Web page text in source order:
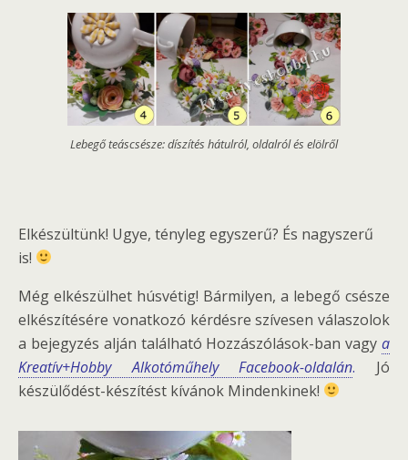
Lebegő teáscsésze: díszítés hátulról, oldalról és elölről
Elkészültünk! Ugye, tényleg egyszerű? És nagyszerű
is!
Még elkészülhet húsvétig! Bármilyen, a lebegő csésze
elkészítésére vonatkozó kérdésre szívesen válaszolok
a bejegyzés alján található Hozzászólások-ban vagy a
Kreatív+Hobby Alkotóműhely Facebook-oldalán. Jó
készülődést-készítést kívánok Mindenkinek!